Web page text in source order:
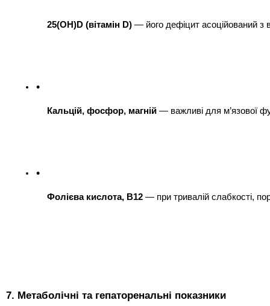
25(OH)D (вітамін D) — його дефіцит асоційований з
Кальцій, фосфор, магній — важливі для м’язової
Фолієва кислота, B12 — при тривалій слабкості,
7. Метаболічні та гепаторенальні показники